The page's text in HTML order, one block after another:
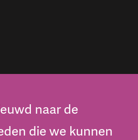
naar de
die we kunnen